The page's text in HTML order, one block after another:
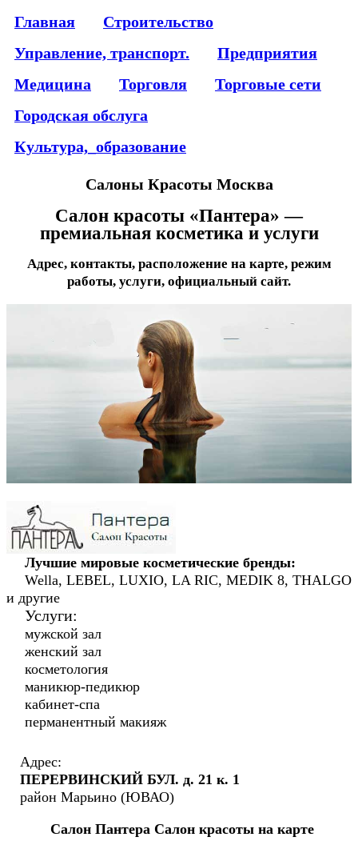
Главная
Строительство
Управление, транспорт.
Предприятия
Медицина
Торговля
Торговые сети
Городская обслуга
Культура,_образование
Салоны Красоты Москва
Салон красоты «Пантера» —
премиальная косметика и услуги
Адрес, контакты, расположение на карте, режим
работы, услуги, официальный сайт.
Лучшие мировые косметические бренды:
Wella, LEBEL, LUXIO, LA RIC, MEDIK 8, THALGO
и другие
Услуги:
мужской зал
женский зал
косметология
маникюр-педикюр
кабинет-спа
перманентный макияж
Адрес:
ПЕРЕРВИНСКИЙ БУЛ. д. 21 к. 1
район Марьино (ЮВАО)
Салон Пантера Салон красоты на карте